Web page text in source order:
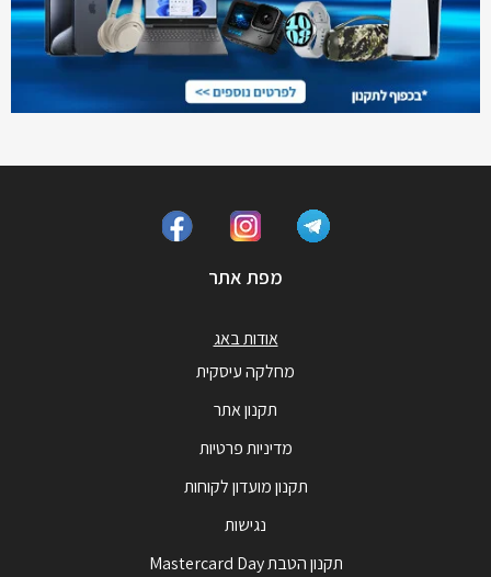
מפת אתר
אודות באג
מחלקה עיסקית
תקנון אתר
מדיניות פרטיות
תקנון מועדון לקוחות
נגישות
תקנון הטבת Mastercard Day